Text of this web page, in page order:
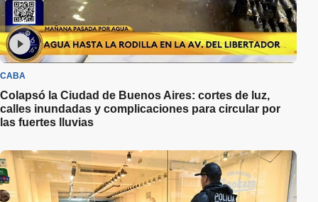
CABA
Colapsó la Ciudad de Buenos Aires: cortes de luz,
calles inundadas y complicaciones para circular por
las fuertes lluvias